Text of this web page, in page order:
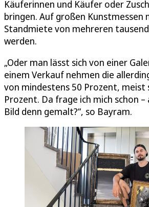
Käuferinnen und Käufer oder
bringen. Auf großen Kunstmessen
Standmiete von mehreren
werden.
„Oder man lässt sich von einer
einem Verkauf nehmen die
von mindestens 50 Prozent, meist
Prozent. Da frage ich mich schon
Bild denn gemalt?“, so Bayram.